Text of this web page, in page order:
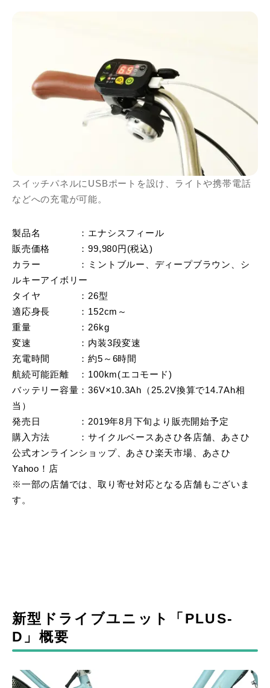
スイッチパネルにUSBポートを設け、ライトや携帯電話
などへの充電が可能。
製品名 ：エナシスフィール
販売価格 ：99,980円(税込)
カラー ：ミントブルー、ディープブラウン、シ
ルキーアイボリー
タイヤ ：26型
適応身長 ：152cm～
重量 ：26kg
変速 ：内装3段変速
充電時間 ：約5～6時間
航続可能距離 ：100km(エコモード)
バッテリー容量：36V×10.3Ah（25.2V換算で14.7Ah相
当）
発売日 ：2019年8月下旬より販売開始予定
購入方法 ：サイクルベースあさひ各店舗、あさひ
公式オンラインショップ、あさひ楽天市場、あさひ
Yahoo！店
※一部の店舗では、取り寄せ対応となる店舗もございま
す。
新型ドライブユニット「PLUS-
D」概要